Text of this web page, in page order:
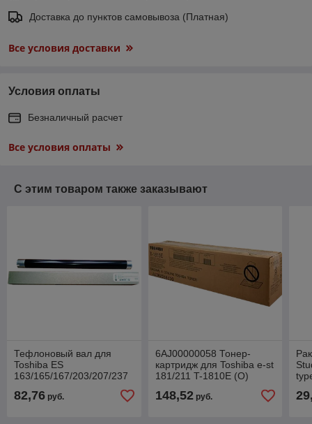
Доставка до пунктов самовывоза (Платная)
Все условия доставки
Условия оплаты
Безналичный расчет
Все условия оплаты
С этим товаром также заказывают
Тефлоновый вал для
Toshiba ES
163/165/167/203/207/237
82,76 руб.
6AJ00000058 Тонер-
картридж для Toshiba e-st
181/211 T-1810E (О)
148,52руб.